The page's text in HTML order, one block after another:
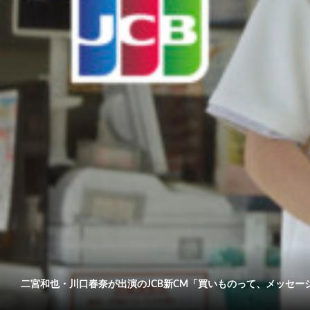
二宮和也・川口春奈が出演のJCB新CM「買いものって、メッセー